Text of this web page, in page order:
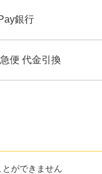
銀行
便 代金引換
ができません